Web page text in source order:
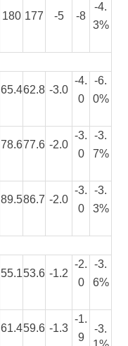
180 177 -5 -8
-4.
3%
65.462.8 -3.0
-4.
0
-6.
0%
78.677.6 -2.0
-3.
0
-3.
7%
89.586.7 -2.0
-3.
0
-3.
3%
55.153.6 -1.2
-2.
0
-3.
6%
61.459.6 -1.3
-1.
9
-3.